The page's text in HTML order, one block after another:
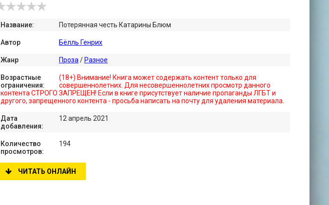
Название: Потерянная честь Катарины Блюм
Автор Бёлль Генрих
Жанр Проза / Разное
Возрастные
ограничения:
(18+) Внимание! Книга может содержать контент только для
совершеннолетних. Для несовершеннолетних просмотр данного
контента СТРОГО ЗАПРЕЩЕН! Если в книге присутствует наличие пропаганды ЛГБТ и
другого, запрещенного контента - просьба написать на почту для удаления материала.
Дата
добавления:
12 апрель 2021
Количество
просмотров:
194
ЧИТАТЬ ОНЛАЙН